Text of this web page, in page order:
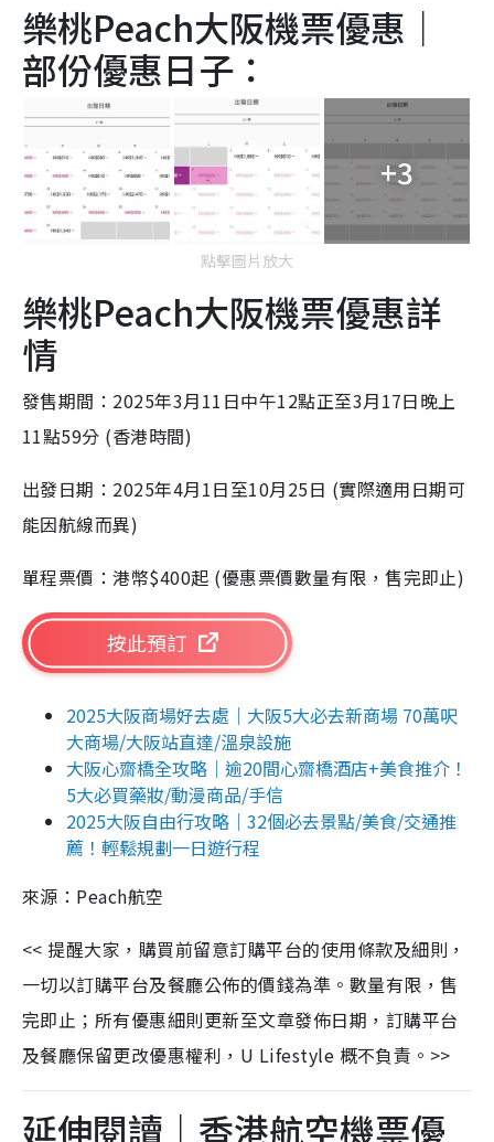
樂桃Peach大阪機票優惠｜
部份優惠日子：
+3
點擊圖片放大
樂桃Peach大阪機票優惠詳
情
發售期間：2025年3月11日中午12點正至3月17日晚上
11點59分 (香港時間)
出發日期：2025年4月1日至10月25日 (實際適用日期可
能因航線而異)
單程票價：港幣$400起 (優惠票價數量有限，售完即止)
按此預訂
2025大阪商場好去處｜大阪5大必去新商場 70萬呎
大商場/大阪站直達/溫泉設施
大阪心齋橋全攻略｜逾20間心齋橋酒店+美食推介！
5大必買藥妝/動漫商品/手信
2025大阪自由行攻略｜32個必去景點/美食/交通推
薦！輕鬆規劃一日遊行程
來源：Peach航空
<< 提醒大家，購買前留意訂購平台的使用條款及細則，
一切以訂購平台及餐廳公佈的價錢為準。數量有限，售
完即止；所有優惠細則更新至文章發佈日期，訂購平台
及餐廳保留更改優惠權利，U Lifestyle 概不負責。>>
延伸閱讀｜香港航空機票優